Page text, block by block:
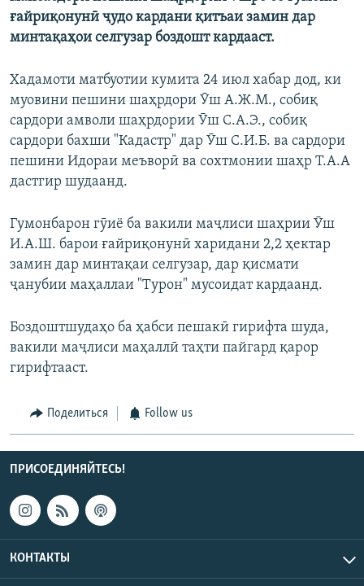
ғайриқонунӣ ҷудо кардани қитъаи замин дар
минтақаҳои селгузар боздошт кардааст.
Хадамоти матбуотии кумита 24 июл хабар дод, ки
муовини пешини шаҳрдори Ӯш А.Ж.М., собиқ
сардори амволи шаҳрдории Ӯш С.А.Э., собиқ
сардори бахши "Кадастр" дар Ӯш С.И.Б. ва сардори
пешини Идораи меъворӣ ва сохтмонии шаҳр Т.А.А
дастгир шудаанд.
Гумонбарон гӯиё ба вакили маҷлиси шаҳрии Ӯш
И.А.Ш. барои ғайриқонунӣ харидани 2,2 ҳектар
замин дар минтақаи селгузар, дар қисмати
ҷанубии маҳаллаи "Турон" мусоидат кардаанд.
Боздоштшудаҳо ба ҳабси пешакӣ гирифта шуда,
вакили маҷлиси маҳаллӣ таҳти пайгард қарор
гирифтааст.
Поделиться Follow us
ПРИСОЕДИНЯЙТЕСЬ!
КОНТАКТЫ